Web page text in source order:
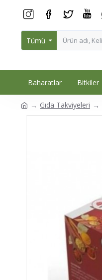
Tümü
Baharatlar Bitkiler
Gıda Takviyeleri